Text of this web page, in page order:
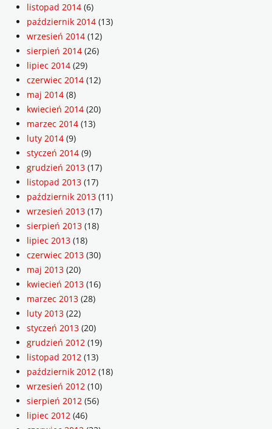
listopad 2014 (6)
październik 2014 (13)
wrzesień 2014 (12)
sierpień 2014 (26)
lipiec 2014 (29)
czerwiec 2014 (12)
maj 2014 (8)
kwiecień 2014 (20)
marzec 2014 (13)
luty 2014 (9)
styczeń 2014 (9)
grudzień 2013 (17)
listopad 2013 (17)
październik 2013 (11)
wrzesień 2013 (17)
sierpień 2013 (18)
lipiec 2013 (18)
czerwiec 2013 (30)
maj 2013 (20)
kwiecień 2013 (16)
marzec 2013 (28)
luty 2013 (22)
styczeń 2013 (20)
grudzień 2012 (19)
listopad 2012 (13)
październik 2012 (18)
wrzesień 2012 (10)
sierpień 2012 (56)
lipiec 2012 (46)